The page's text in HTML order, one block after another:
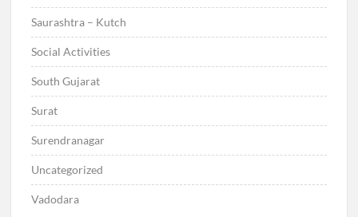
Saurashtra – Kutch
Social Activities
South Gujarat
Surat
Surendranagar
Uncategorized
Vadodara